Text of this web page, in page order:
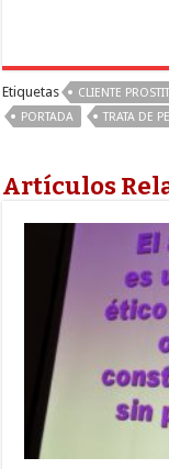
Etiquetas CLIENTE
PORTADA
TRATA DE
Artículos